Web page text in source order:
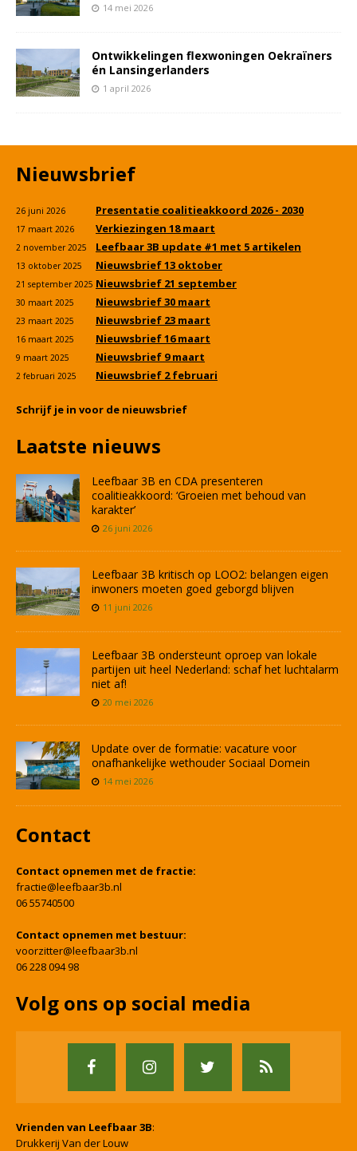
14 mei 2026
Ontwikkelingen flexwoningen Oekraïners
én Lansingerlanders
1 april 2026
Nieuwsbrief
26 juni 2026 Presentatie coalitieakkoord 2026 - 2030
17 maart 2026 Verkiezingen 18 maart
2 november 2025 Leefbaar 3B update #1 met 5 artikelen
13 oktober 2025 Nieuwsbrief 13 oktober
21 september 2025 Nieuwsbrief 21 september
30 maart 2025 Nieuwsbrief 30 maart
23 maart 2025 Nieuwsbrief 23 maart
16 maart 2025 Nieuwsbrief 16 maart
9 maart 2025 Nieuwsbrief 9 maart
2 februari 2025 Nieuwsbrief 2 februari
Schrijf je in voor de nieuwsbrief
Laatste nieuws
Leefbaar 3B en CDA presenteren
coalitieakkoord: ‘Groeien met behoud van
karakter’
26 juni 2026
Leefbaar 3B kritisch op LOO2: belangen eigen
inwoners moeten goed geborgd blijven
11 juni 2026
Leefbaar 3B ondersteunt oproep van lokale
partijen uit heel Nederland: schaf het luchtalarm
niet af!
20 mei 2026
Update over de formatie: vacature voor
onafhankelijke wethouder Sociaal Domein
14 mei 2026
Contact
Contact opnemen met de fractie:
fractie@leefbaar3b.nl
06 55740500
Contact opnemen met bestuur:
voorzitter@leefbaar3b.nl
06 228 094 98
Volg ons op social media
Vrienden van Leefbaar 3B:
Drukkerij Van der Louw